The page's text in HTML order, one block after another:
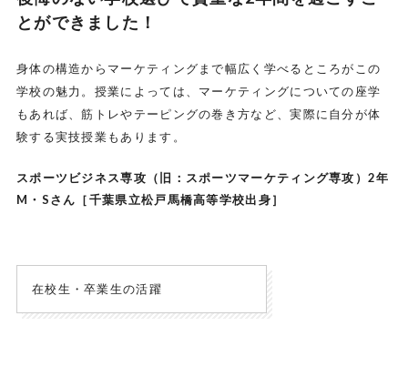
とができました！
身体の構造からマーケティングまで幅広く学べるところがこの
学校の魅力。授業によっては、マーケティングについての座学
もあれば、筋トレやテーピングの巻き方など、実際に自分が体
験する実技授業もあります。
スポーツビジネス専攻（旧：スポーツマーケティング専攻）2年
M・Sさん［千葉県立松戸馬橋高等学校出身］
在校生・卒業生の活躍